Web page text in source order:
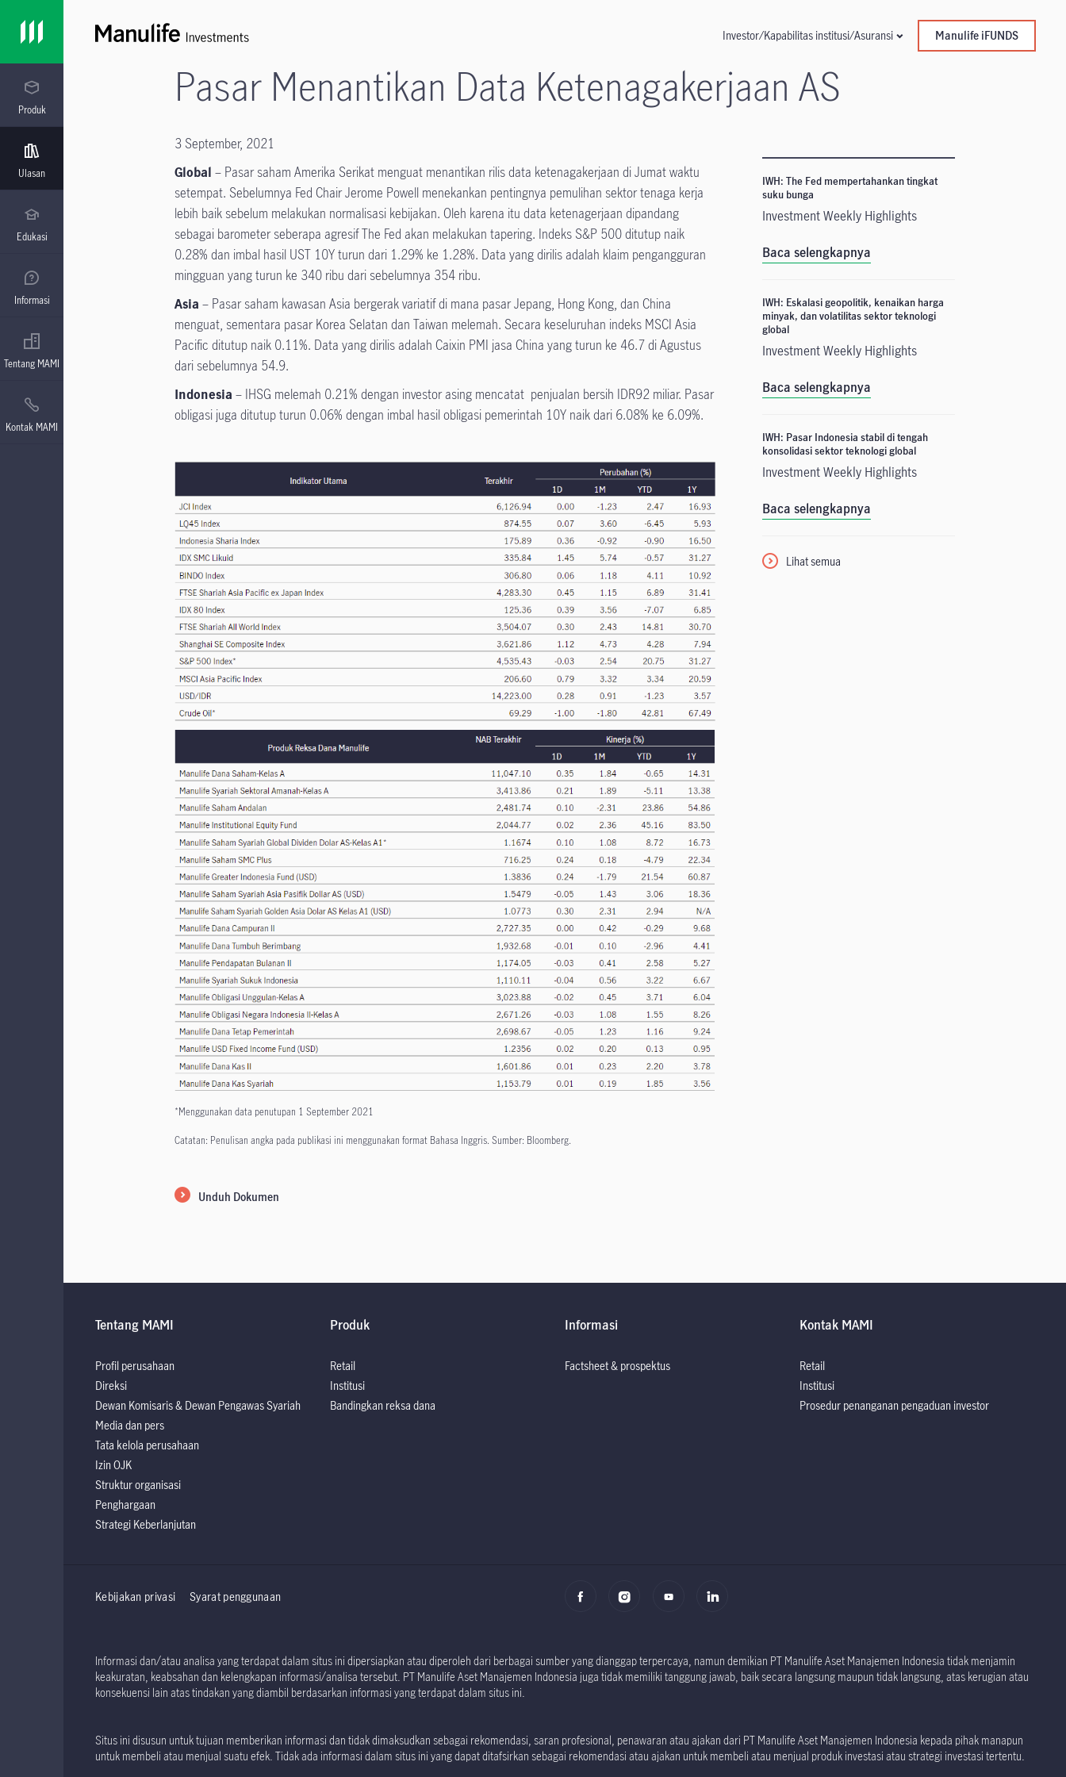
Produk
Ulasan
Edukasi
Informasi
Tentang MAMI
Kontak MAMI
Investor/Kapabilitas institusi/Asuransi Manulife iFUNDS
Pasar Menantikan Data Ketenagakerjaan AS
3 September, 2021
Global– Pasar saham Amerika Serikat menguat menantikan rilis data ketenagakerjaan di Jumat waktu
setempat. Sebelumnya Fed Chair Jerome Powell menekankan pentingnya pemulihan sektor tenaga kerja
lebih baik sebelum melakukan normalisasi kebijakan. Oleh karena itu data ketenagerjaan dipandang
sebagai barometer seberapa agresif The Fed akan melakukan tapering. Indeks S&P 500 ditutup naik
0.28% dan imbal hasil UST 10Y turun dari 1.29% ke 1.28%. Data yang dirilis adalah klaim pengangguran
mingguan yang turun ke 340 ribu dari sebelumnya 354 ribu.
Asia– Pasar saham kawasan Asia bergerak variatif di mana pasar Jepang, Hong Kong, dan China
menguat, sementara pasar Korea Selatan dan Taiwan melemah. Secara keseluruhan indeks MSCI Asia
Pacific ditutup naik 0.11%. Data yang dirilis adalah Caixin PMI jasa China yang turun ke 46.7 di Agustus
dari sebelumnya 54.9.
Indonesia– IHSG melemah 0.21% dengan investor asing mencatat penjualan bersih IDR92 miliar. Pasar
obligasi juga ditutup turun 0.06% dengan imbal hasil obligasi pemerintah 10Y naik dari 6.08% ke 6.09%.
*Menggunakan data penutupan 1 September 2021
Catatan: Penulisan angka pada publikasi ini menggunakan format Bahasa Inggris. Sumber: Bloomberg.
Unduh Dokumen
IWH: The Fed mempertahankan tingkat
suku bunga
Investment Weekly Highlights
Baca selengkapnya
IWH: Eskalasi geopolitik, kenaikan harga
minyak, dan volatilitas sektor teknologi
global
Investment Weekly Highlights
Baca selengkapnya
IWH: Pasar Indonesia stabil di tengah
konsolidasi sektor teknologi global
Investment Weekly Highlights
Baca selengkapnya
Lihat semua
Tentang MAMI
Profil perusahaan
Direksi
Dewan Komisaris & Dewan Pengawas Syariah
Media dan pers
Tata kelola perusahaan
Izin OJK
Struktur organisasi
Penghargaan
Strategi Keberlanjutan
Produk
Retail
Institusi
Bandingkan reksa dana
Informasi
Factsheet & prospektus
Kontak MAMI
Retail
Institusi
Prosedur penanganan pengaduan investor
Kebijakan privasi Syarat penggunaan
Informasi dan/atau analisa yang terdapat dalam situs ini dipersiapkan atau diperoleh dari berbagai sumber yang dianggap terpercaya, namun demikian PT Manulife Aset Manajemen Indonesia tidak menjamin
keakuratan, keabsahan dan kelengkapan informasi/analisa tersebut. PT Manulife Aset Manajemen Indonesia juga tidak memiliki tanggung jawab, baik secara langsung maupun tidak langsung, atas kerugian atau
konsekuensi lain atas tindakan yang diambil berdasarkan informasi yang terdapat dalam situs ini.
Situs ini disusun untuk tujuan memberikan informasi dan tidak dimaksudkan sebagai rekomendasi, saran profesional, penawaran atau ajakan dari PT Manulife Aset Manajemen Indonesia kepada pihak manapun
untuk membeli atau menjual suatu efek. Tidak ada informasi dalam situs ini yang dapat ditafsirkan sebagai rekomendasi atau ajakan untuk membeli atau menjual produk investasi atau strategi investasi tertentu.